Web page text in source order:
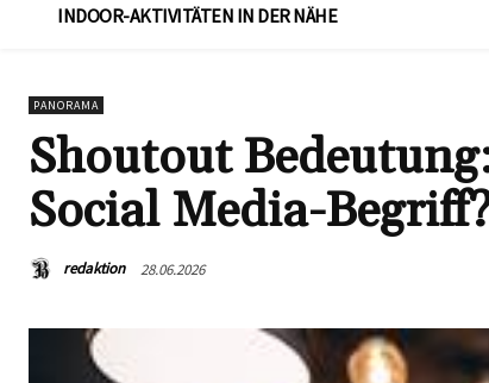
INDOOR-AKTIVITÄTEN IN DER NÄHE
PANORAMA
Shoutout
Social Media-
redaktion 28.06.2026